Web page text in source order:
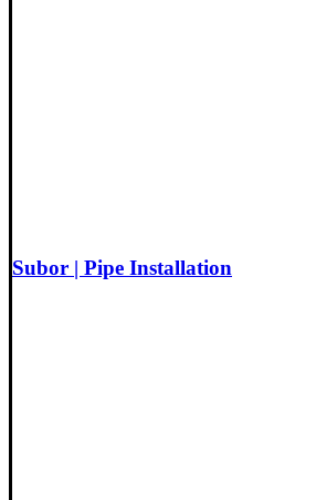
Subor | Pipe Installation